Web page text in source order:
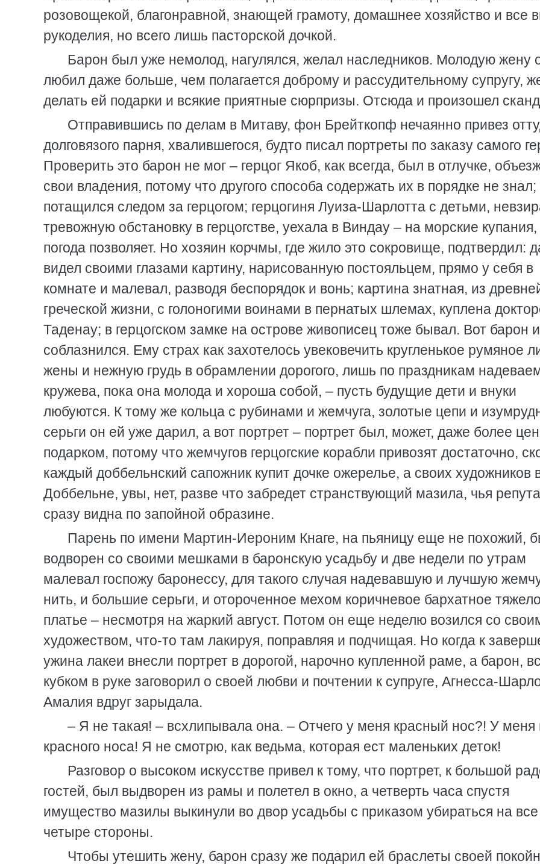
розовощекой, благонравной, знающей грамоту, домашнее хозяйство и все
рукоделия, но всего лишь пасторской дочкой.
Барон был уже немолод, нагулялся, желал наследников. Молодую жену
любил даже больше, чем полагается доброму и рассудительному супругу,
делать ей подарки и всякие приятные сюрпризы. Отсюда и произошел
Отправившись по делам в Митаву, фон Брейткопф нечаянно привез
долговязого парня, хвалившегося, будто писал портреты по заказу самого
Проверить это барон не мог – герцог Якоб, как всегда, был в отлучке,
свои владения, потому что другого способа содержать их в порядке не
потащился следом за герцогом; герцогиня Луиза-Шарлотта с детьми,
тревожную обстановку в герцогстве, уехала в Виндау – на морские купания,
погода позволяет. Но хозяин корчмы, где жило это сокровище, подтвердил:
видел своими глазами картину, нарисованную постояльцем, прямо у себя в
комнате и малевал, разводя беспорядок и вонь; картина знатная, из
греческой жизни, с голоногими воинами в пернатых шлемах, куплена
Таденау; в герцогском замке на острове живописец тоже бывал. Вот барон и
соблазнился. Ему страх как захотелось увековечить кругленькое румяное
жены и нежную грудь в обрамлении дорогого, лишь по праздникам
кружева, пока она молода и хороша собой, – пусть будущие дети и внуки
любуются. К тому же кольца с рубинами и жемчуга, золотые цепи и
серьги он ей уже дарил, а вот портрет – портрет был, может, даже более
подарком, потому что жемчугов герцогские корабли привозят достаточно,
каждый доббельнский сапожник купит дочке ожерелье, а своих художников
Доббельне, увы, нет, разве что забредет странствующий мазила, чья
сразу видна по запойной образине.
Парень по имени Мартин-Иероним Кнаге, на пьяницу еще не похожий,
водворен со своими мешками в баронскую усадьбу и две недели по утрам
малевал госпожу баронессу, для такого случая надевавшую и лучшую
нить, и большие серьги, и отороченное мехом коричневое бархатное
платье – несмотря на жаркий август. Потом он еще неделю возился со
художеством, что-то там лакируя, поправляя и подчищая. Но когда к
ужина лакеи внесли портрет в дорогой, нарочно купленной раме, а барон,
кубком в руке заговорил о своей любви и почтении к супруге, Агнесса-
Амалия вдруг зарыдала.
– Я не такая! – всхлипывала она. – Отчего у меня красный нос?! У меня
красного носа! Я не смотрю, как ведьма, которая ест маленьких деток!
Разговор о высоком искусстве привел к тому, что портрет, к большой
гостей, был выдворен из рамы и полетел в окно, а четверть часа спустя
имущество мазилы выкинули во двор усадьбы с приказом убираться на все
четыре стороны.
Чтобы утешить жену, барон сразу же подарил ей браслеты своей